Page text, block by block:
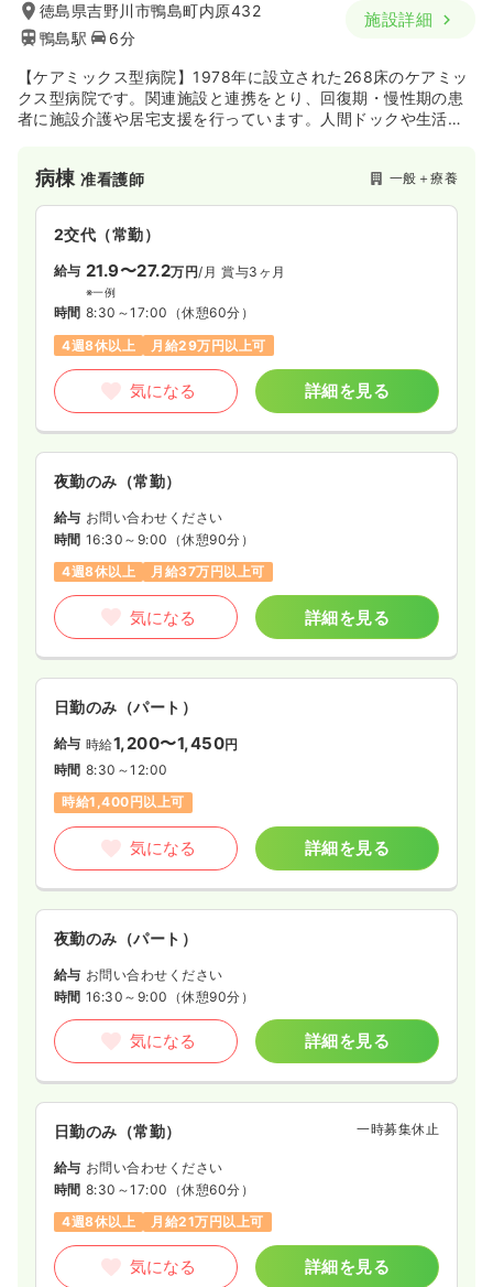
徳島県吉野川市鴨島町内原432
鴨島駅
6分
施設詳細
【ケアミックス型病院】1978年に設立された268床のケアミッ
クス型病院です。関連施設と連携をとり、回復期・慢性期の患
者に施設介護や居宅支援を行っています。人間ドックや生活習
病棟准看護師 一般＋療養
2交代（常勤）
給与 21.9〜27.2万円/月 賞与3ヶ月
※一例
時間 8:30～17:00 （休憩60分）
4週8休以上
月給29万円以上可
気になる 詳細を見る
夜勤のみ（常勤）
給与 お問い合わせください
時間 16:30～9:00 （休憩90分）
4週8休以上
月給37万円以上可
気になる 詳細を見る
日勤のみ（パート）
給与 時給1,200〜1,450円
時間 8:30～12:00
時給1,400円以上可
気になる 詳細を見る
夜勤のみ（パート）
給与 お問い合わせください
時間 16:30～9:00 （休憩90分）
気になる 詳細を見る
日勤のみ（常勤） 一時募集休止
給与 お問い合わせください
時間 8:30～17:00 （休憩60分）
4週8休以上
月給21万円以上可
気になる 詳細を見る